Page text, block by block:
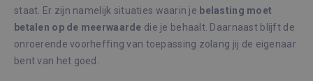
staat. Er zijn namelijk situaties waarin je belasting moet
betalen op de meerwaarde die je behaalt. Daarnaast blijft de
onroerende voorheffing van toepassing zolang jij de eigenaar
bent van het goed.